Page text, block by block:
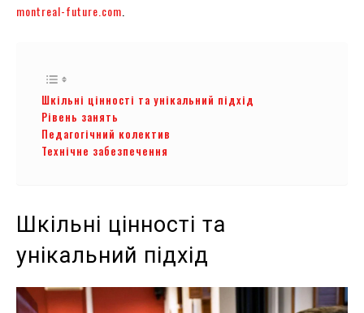
montreal-future.com
Шкільні цінності та унікальний підхід
Рівень занять
Педагогічний колектив
Технічне забезпечення
Шкільні цінності та
унікальний підхід